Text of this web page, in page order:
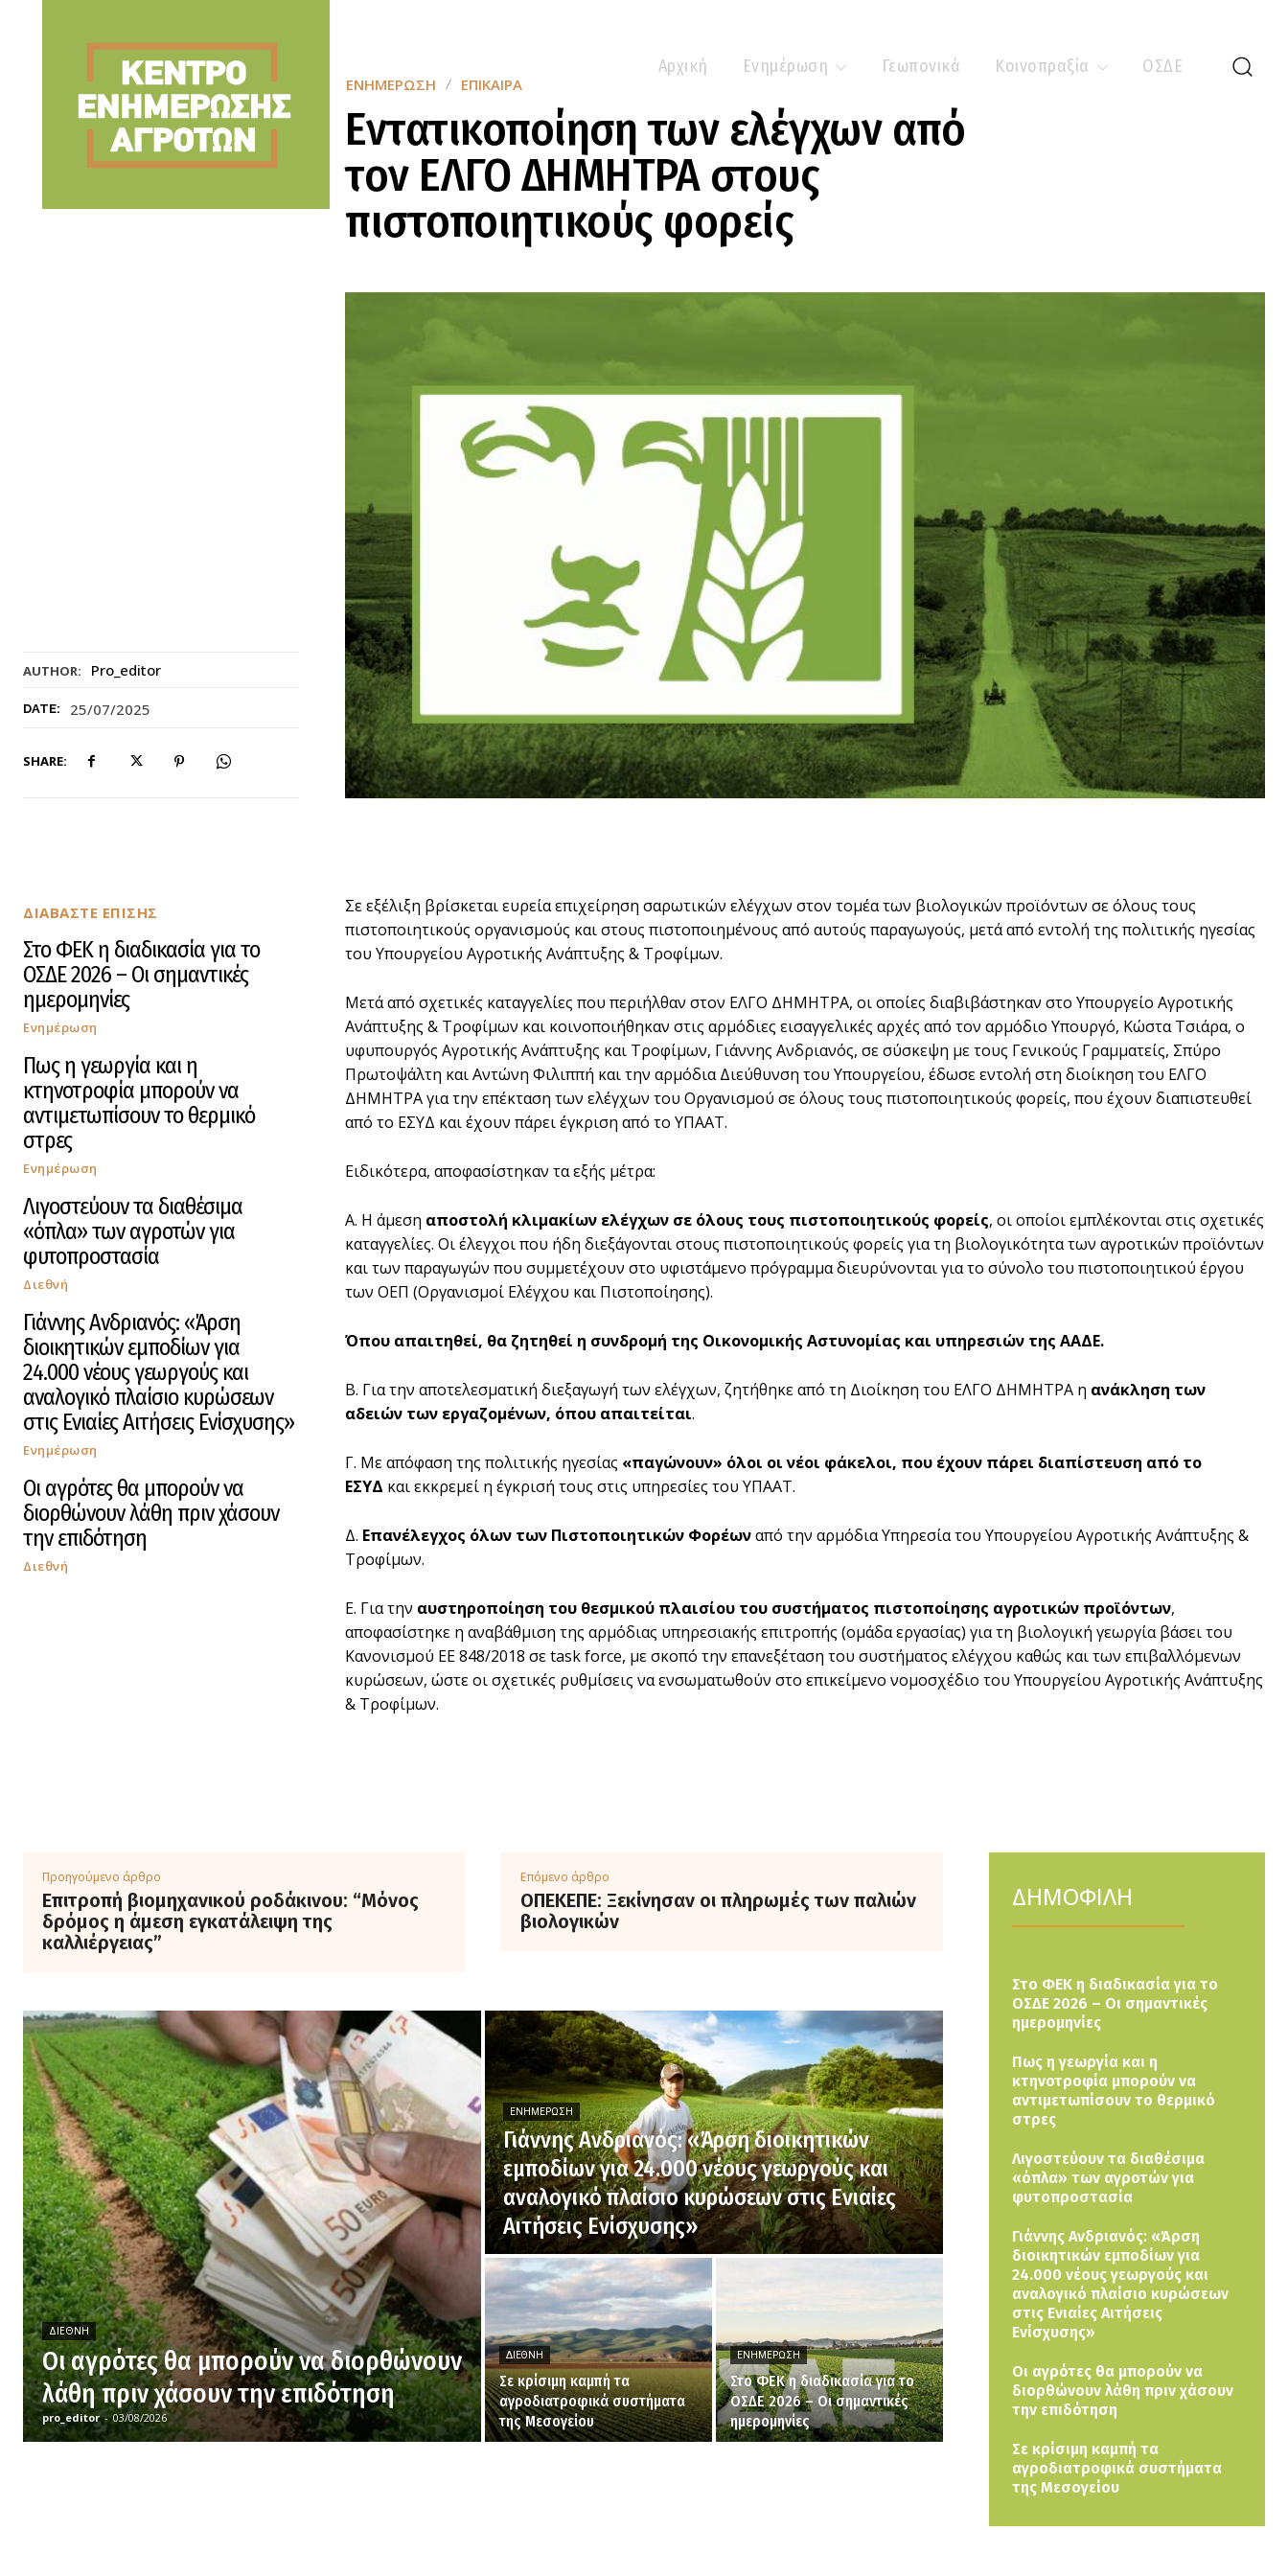
Αρχική Ενημέρωση Γεωπονικά Κοινοπραξία ΟΣΔΕ
AUTHOR: Pro_editor
DATE: 25/07/2025
SHARE:
ΕΝΗΜΈΡΩΣΗ ΕΠΊΚΑΙΡΑ
Εντατικοποίηση των ελέγχων από
τον ΕΛΓΟ ΔΗΜΗΤΡΑ στους
πιστοποιητικούς φορείς
ΔΙΑΒΑΣΤΕ ΕΠΙΣΗΣ
Στο ΦΕΚ η διαδικασία για το
ΟΣΔΕ 2026 – Οι σημαντικές
ημερομηνίες
Ενημέρωση
Πως η γεωργία και η
κτηνοτροφία μπορούν να
αντιμετωπίσουν το θερμικό
στρες
Ενημέρωση
Λιγοστεύουν τα διαθέσιμα
«όπλα» των αγροτών για
φυτοπροστασία
Διεθνή
Γιάννης Ανδριανός: «Άρση
διοικητικών εμποδίων για
24.000 νέους γεωργούς και
αναλογικό πλαίσιο κυρώσεων
στις Ενιαίες Αιτήσεις Ενίσχυσης»
Ενημέρωση
Οι αγρότες θα μπορούν να
διορθώνουν λάθη πριν χάσουν
την επιδότηση
Διεθνή
Σε εξέλιξη βρίσκεται ευρεία επιχείρηση σαρωτικών ελέγχων στον τομέα των βιολογικών προϊόντων σε όλους τους
πιστοποιητικούς οργανισμούς και στους πιστοποιημένους από αυτούς παραγωγούς, μετά από εντολή της πολιτικής ηγεσίας
του Υπουργείου Αγροτικής Ανάπτυξης & Τροφίμων.
Μετά από σχετικές καταγγελίες που περιήλθαν στον ΕΛΓΟ ΔΗΜΗΤΡΑ, οι οποίες διαβιβάστηκαν στο Υπουργείο Αγροτικής
Ανάπτυξης & Τροφίμων και κοινοποιήθηκαν στις αρμόδιες εισαγγελικές αρχές από τον αρμόδιο Υπουργό, Κώστα Τσιάρα, ο
υφυπουργός Αγροτικής Ανάπτυξης και Τροφίμων, Γιάννης Ανδριανός, σε σύσκεψη με τους Γενικούς Γραμματείς, Σπύρο
Πρωτοψάλτη και Αντώνη Φιλιππή και την αρμόδια Διεύθυνση του Υπουργείου, έδωσε εντολή στη διοίκηση του ΕΛΓΟ
ΔΗΜΗΤΡΑ για την επέκταση των ελέγχων του Οργανισμού σε όλους τους πιστοποιητικούς φορείς, που έχουν διαπιστευθεί
από το ΕΣΥΔ και έχουν πάρει έγκριση από το ΥΠΑΑΤ.
Ειδικότερα, αποφασίστηκαν τα εξής μέτρα:
Α. Η άμεση αποστολή κλιμακίων ελέγχων σε όλους τους πιστοποιητικούς φορείς, οι οποίοι εμπλέκονται στις σχετικές
καταγγελίες. Οι έλεγχοι που ήδη διεξάγονται στους πιστοποιητικούς φορείς για τη βιολογικότητα των αγροτικών προϊόντων
και των παραγωγών που συμμετέχουν στο υφιστάμενο πρόγραμμα διευρύνονται για το σύνολο του πιστοποιητικού έργου
των ΟΕΠ (Οργανισμοί Ελέγχου και Πιστοποίησης).
Όπου απαιτηθεί, θα ζητηθεί η συνδρομή της Οικονομικής Αστυνομίας και υπηρεσιών της ΑΑΔΕ.
Β. Για την αποτελεσματική διεξαγωγή των ελέγχων, ζητήθηκε από τη Διοίκηση του ΕΛΓΟ ΔΗΜΗΤΡΑ η ανάκληση των
αδειών των εργαζομένων, όπου απαιτείται.
Γ. Με απόφαση της πολιτικής ηγεσίας «παγώνουν» όλοι οι νέοι φάκελοι, που έχουν πάρει διαπίστευση από το
ΕΣΥΔ και εκκρεμεί η έγκρισή τους στις υπηρεσίες του ΥΠΑΑΤ.
Δ. Επανέλεγχος όλων των Πιστοποιητικών Φορέωναπό την αρμόδια Υπηρεσία του Υπουργείου Αγροτικής Ανάπτυξης &
Τροφίμων.
Ε. Για την αυστηροποίηση του θεσμικού πλαισίου του συστήματος πιστοποίησης αγροτικών προϊόντων,
αποφασίστηκε η αναβάθμιση της αρμόδιας υπηρεσιακής επιτροπής (ομάδα εργασίας) για τη βιολογική γεωργία βάσει του
Κανονισμού ΕΕ 848/2018 σε task force, με σκοπό την επανεξέταση του συστήματος ελέγχου καθώς και των επιβαλλόμενων
κυρώσεων, ώστε οι σχετικές ρυθμίσεις να ενσωματωθούν στο επικείμενο νομοσχέδιο του Υπουργείου Αγροτικής Ανάπτυξης
& Τροφίμων.
Προηγούμενο άρθρο
Επιτροπή βιομηχανικού ροδάκινου: “Μόνος
δρόμος η άμεση εγκατάλειψη της
καλλιέργειας”
Επόμενο άρθρο
ΟΠΕΚΕΠΕ: Ξεκίνησαν οι πληρωμές των παλιών
βιολογικών
ΔΙΕΘΝΉ
Οι αγρότες θα μπορούν να διορθώνουν
λάθη πριν χάσουν την επιδότηση
pro_editor - 03/08/2026
ΕΝΗΜΈΡΩΣΗ
Γιάννης Ανδριανός: «Άρση διοικητικών
εμποδίων για 24.000 νέους γεωργούς και
αναλογικό πλαίσιο κυρώσεων στις Ενιαίες
Αιτήσεις Ενίσχυσης»
ΔΙΕΘΝΉ
Σε κρίσιμη καμπή τα
αγροδιατροφικά συστήματα
της Μεσογείου
ΕΝΗΜΈΡΩΣΗ
Στο ΦΕΚ η διαδικασία για το
ΟΣΔΕ 2026 – Οι σημαντικές
ημερομηνίες
ΔΗΜΟΦΙΛΗ
Στο ΦΕΚ η διαδικασία για το
ΟΣΔΕ 2026 – Οι σημαντικές
ημερομηνίες
Πως η γεωργία και η
κτηνοτροφία μπορούν να
αντιμετωπίσουν το θερμικό
στρες
Λιγοστεύουν τα διαθέσιμα
«όπλα» των αγροτών για
φυτοπροστασία
Γιάννης Ανδριανός: «Άρση
διοικητικών εμποδίων για
24.000 νέους γεωργούς και
αναλογικό πλαίσιο κυρώσεων
στις Ενιαίες Αιτήσεις
Ενίσχυσης»
Οι αγρότες θα μπορούν να
διορθώνουν λάθη πριν χάσουν
την επιδότηση
Σε κρίσιμη καμπή τα
αγροδιατροφικά συστήματα
της Μεσογείου